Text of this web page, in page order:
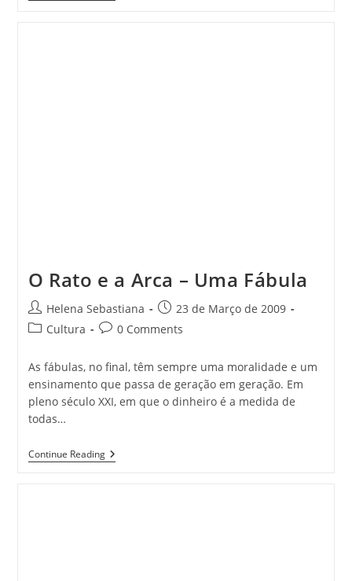
Hero:
O Rato e a Arca – Uma Fábula
Post
author:
Helena Sebastiana
Post
published:
23 de Março de 2009
PostCultura
Post0 Comments
As fábulas, no final, têm sempre uma moralidade e um
ensinamento que passa de geração em geração. Em
pleno século XXI, em que o dinheiro é a medida de
todas…
Continue ReadingO
Rato